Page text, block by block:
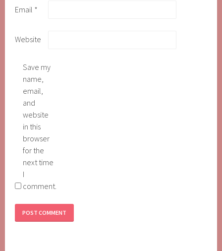
Email *
Website
Save my
name,
email,
and
website
in this
browser
for the
next time
I
comment.